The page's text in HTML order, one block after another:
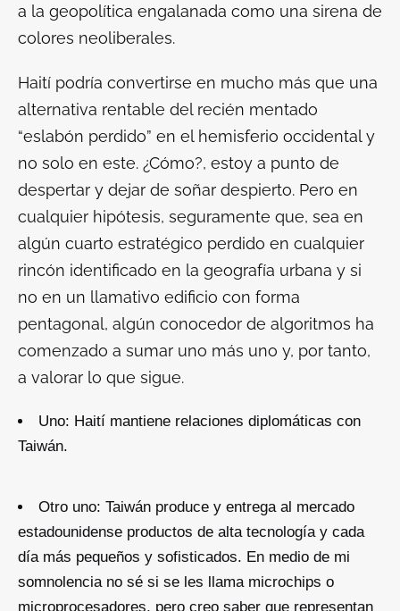
a la geopolítica engalanada como una sirena de
colores neoliberales.
Haití podría convertirse en mucho más que una
alternativa rentable del recién mentado
“eslabón perdido” en el hemisferio occidental y
no solo en este. ¿Cómo?, estoy a punto de
despertar y dejar de soñar despierto. Pero en
cualquier hipótesis, seguramente que, sea en
algún cuarto estratégico perdido en cualquier
rincón identificado en la geografía urbana y si
no en un llamativo edificio con forma
pentagonal, algún conocedor de algoritmos ha
comenzado a sumar uno más uno y, por tanto,
a valorar lo que sigue.
Uno: Haití mantiene relaciones diplomáticas con
Taiwán.
Otro uno: Taiwán produce y entrega al mercado
estadounidense productos de alta tecnología y cada
día más pequeños y sofisticados. En medio de mi
somnolencia no sé si se les llama microchips o
microprocesadores, pero creo saber que representan